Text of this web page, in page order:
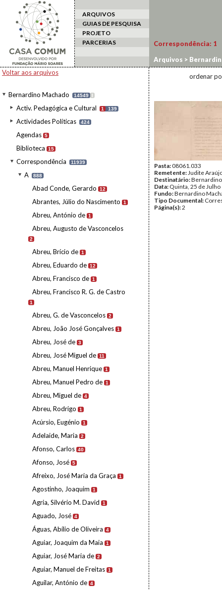
ARQUIVOS
GUIAS DE PESQUISA
PROJETO
PARCERIAS
Voltar aos arquivos
Bernardino Machado 14549 I
Activ. Pedagógica e Cultural 1 139
Actividades Políticas 424
Agendas 5
Biblioteca 15
Correspondência 11939
A 888
Abad Conde, Gerardo 12
Abrantes, Júlio do Nascimento 1
Abreu, António de 1
Abreu, Augusto de Vasconcelos
2
Abreu, Brício de 1
Abreu, Eduardo de 12
Abreu, Francisco de 1
Abreu, Francisco R. G. de Castro
1
Abreu, G. de Vasconcelos 2
Abreu, João José Gonçalves 1
Abreu, José de 3
Abreu, José Miguel de 11
Abreu, Manuel Henrique 1
Abreu, Manuel Pedro de 1
Abreu, Miguel de 4
Abreu, Rodrigo 1
Acúrsio, Eugénio 1
Adelaide, Maria 2
Afonso, Carlos 40
Afonso, José 5
Afreixo, José Maria da Graça 1
Agostinho, Joaquim 1
Agria, Silvério M. David 1
Aguado, José 4
Águas, Abílio de Oliveira 4
Aguiar, Joaquim da Maia 1
Aguiar, José Maria de 2
Aguiar, Manuel de Freitas 1
Aguilar, António de 4
Correspondência: 1
Arquivos >
ordenar
Pasta:08061.033
Remetente:Judite
Destinatário:
Data: Quinta, 25 de
Fundo:Bernardino
Tipo Documental:
Página(s):2